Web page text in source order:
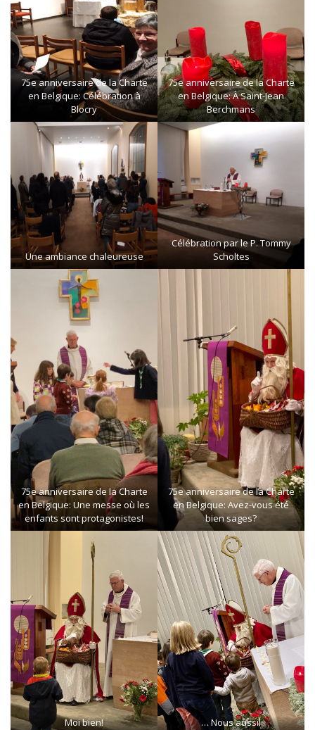
75e anniversaire de la Charte
en Belgique: Célébration à
Blocry
75e anniversaire de la Charte
en Belgique: À Saint-Jean
Berchmans
Une ambiance chaleureuse
Célébration par le P. Tommy
Scholtes
75e anniversaire de la Charte
en Belgique: Une messe où les
enfants sont protagonistes!
75e anniversaire de la Charte
en Belgique: Avez-vous été
bien sages?
Moi bien! … Nous aussi!